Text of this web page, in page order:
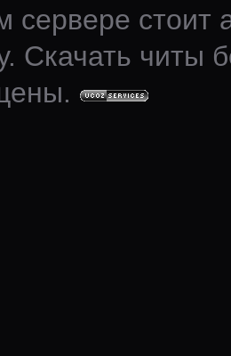
сервере стоит
Скачать читы